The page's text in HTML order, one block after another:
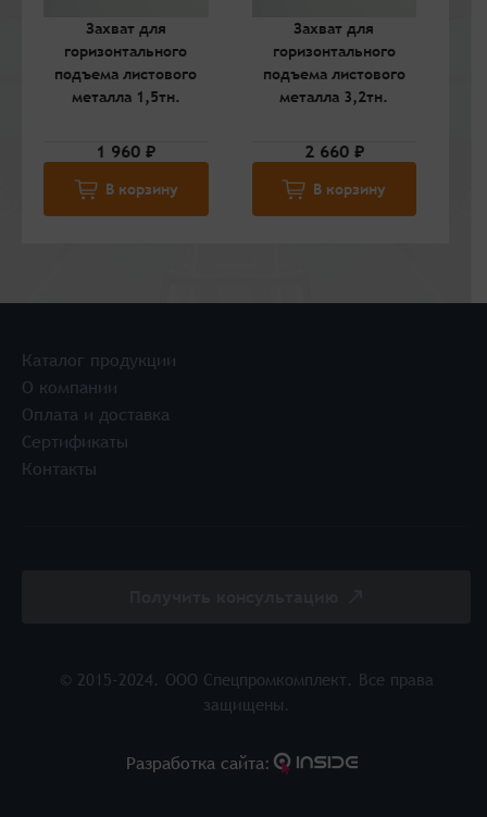
Захват для
горизонтального
подъема листового
металла 1,5тн.
1 960 ₽
В корзину
Захват для
горизонтального
подъема листового
металла 3,2тн.
2 660 ₽
В корзину
Каталог продукции
О компании
Оплата и доставка
Сертификаты
Контакты
© 2015-2024. ООО Спецпромкомплект. Все права
защищены.
Разработка cайта: